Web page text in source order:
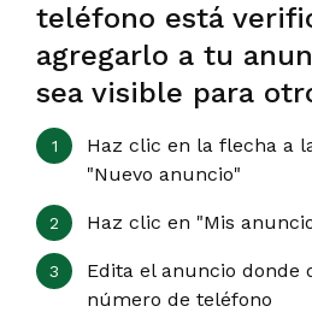
teléfono está
agregarlo a tu
sea visible para
Haz clic en la flecha a
"Nuevo anuncio"
Haz clic en "Mis
Edita el anuncio donde
número de teléfono